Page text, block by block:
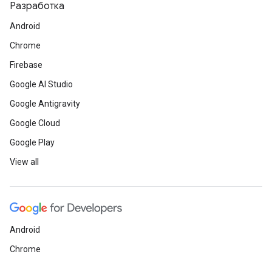
Разработка
Android
Chrome
Firebase
Google AI Studio
Google Antigravity
Google Cloud
Google Play
View all
Android
Chrome